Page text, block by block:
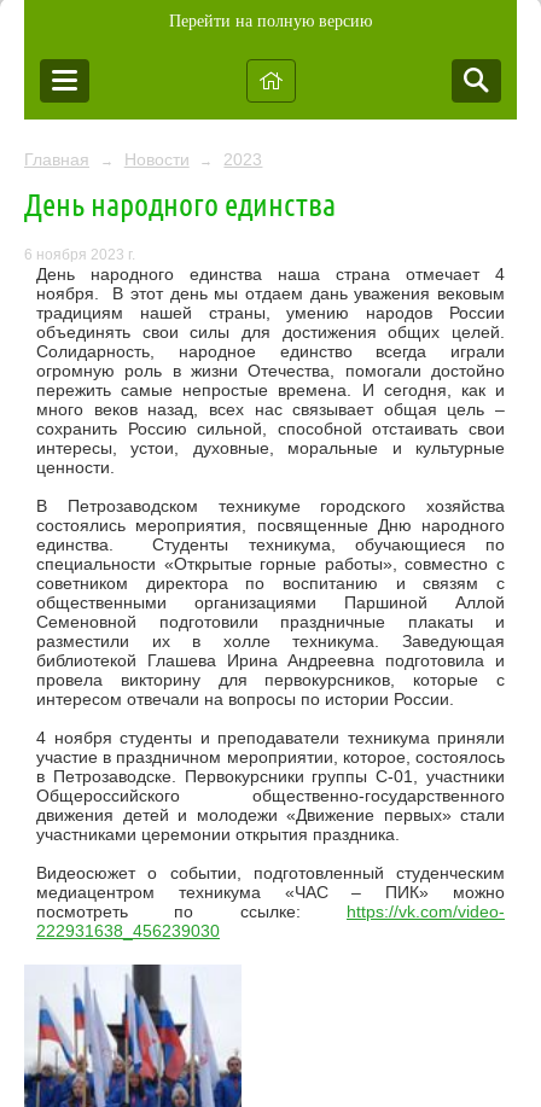
Перейти на полную версию
Главная → Новости → 2023
День народного единства
6 ноября 2023 г.
День народного единства наша страна отмечает 4
ноября. В этот день мы отдаем дань уважения вековым
традициям нашей страны, умению народов России
объединять свои силы для достижения общих целей.
Солидарность, народное единство всегда играли
огромную роль в жизни Отечества, помогали достойно
пережить самые непростые времена. И сегодня, как и
много веков назад, всех нас связывает общая цель –
сохранить Россию сильной, способной отстаивать свои
интересы, устои, духовные, моральные и культурные
ценности.
В Петрозаводском техникуме городского хозяйства
состоялись мероприятия, посвященные Дню народного
единства. Студенты техникума, обучающиеся по
специальности «Открытые горные работы», совместно с
советником директора по воспитанию и связям с
общественными организациями Паршиной Аллой
Семеновной подготовили праздничные плакаты и
разместили их в холле техникума. Заведующая
библиотекой Глашева Ирина Андреевна подготовила и
провела викторину для первокурсников, которые с
интересом отвечали на вопросы по истории России.
4 ноября студенты и преподаватели техникума приняли
участие в праздничном мероприятии, которое, состоялось
в Петрозаводске. Первокурсники группы С-01, участники
Общероссийского общественно-государственного
движения детей и молодежи «Движение первых» стали
участниками церемонии открытия праздника.
Видеосюжет о событии, подготовленный студенческим
медиацентром техникума «ЧАС – ПИК» можно
посмотреть по ссылке: https://vk.com/video-
222931638_456239030